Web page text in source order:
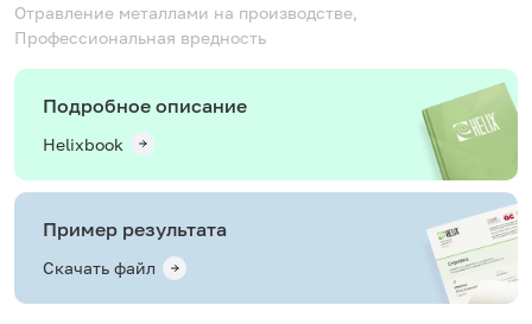
Отравление металлами на производстве,
Профессиональная вредность
Подробное описание
Helixbook
Пример результата
Скачать файл